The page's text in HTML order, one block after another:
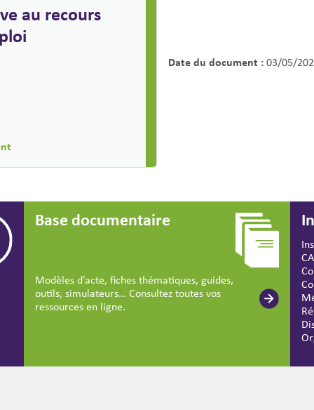
au recours
Date du document :03/05/
Base documentaire
Modèles d’acte, fiches thématiques, guides,
outils, simulateurs… Consultez toutes vos
ressources en ligne.